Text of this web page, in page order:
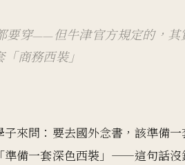
要穿——但牛津官方規定的，其
「商務西裝」
來問：要去國外念書，該準備
準備一套深色西裝」——這句話沒